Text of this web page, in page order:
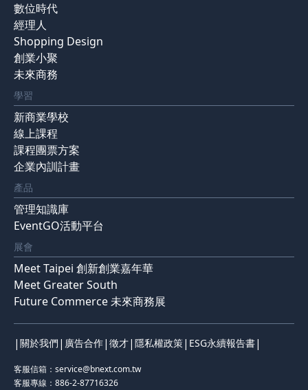
數位時代
經理人
Shopping Design
創業小聚
未來商務
學習
新商業學校
線上課程
課程團票方案
企業內訓計畫
產品
管理知識庫
EventGO活動平台
展會
Meet Taipei 創新創業嘉年華
Meet Greater South
Future Commerce 未來商務展
| 關於我們 | 廣告合作| 徵才| 隱私權政策| ESG永續報告書|
客服信箱： service@bnext.com.tw
客服專線：886-2-87716326